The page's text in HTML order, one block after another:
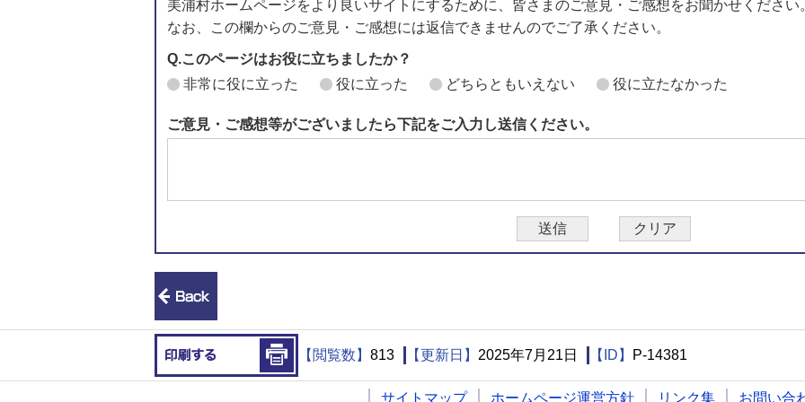
美浦村ホームページをより良いサイトにするために、皆さまのご意見・ご感想をお聞かせください
なお、この欄からのご意見・ご感想には返信できませんのでご了承ください。
Q.このページはお役に立ちましたか？
非常に役に立った
役に立った どちらともいえない 役に立たなかった
ご意見・ご感想等がございましたら下記をご入力し送信ください。
印刷する
【閲覧数】 813 【更新日】 2025年7月21日 【ID】 P-14381
サイトマップ ホームページ運営方針 リンク集 お問い合